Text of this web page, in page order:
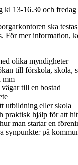
kl 13-16.30 och
ska
För mer information,
olika myndigheter
till förskola, skola,
mm
till en bostad
utbildning eller skola
praktisk hjälp för att
man startar en
synpunkter på